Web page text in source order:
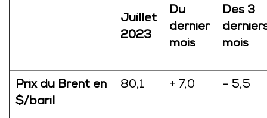
Juillet
2023
Du
dernier
mois
Des 3
mois
Prix du Brent en
$/baril
80,1 + 7,0 – 5,5